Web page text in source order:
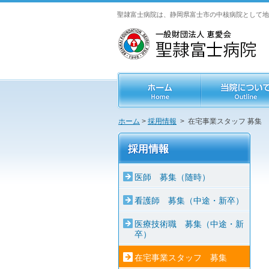
聖隷富士病院は、静岡県富士市の中核病院として
ホーム > 採用情報 > 在宅事業スタッフ 募集
医師 募集（随時）
看護師 募集（中途・新卒）
医療技術職 募集（中途・新
卒）
在宅事業スタッフ 募集